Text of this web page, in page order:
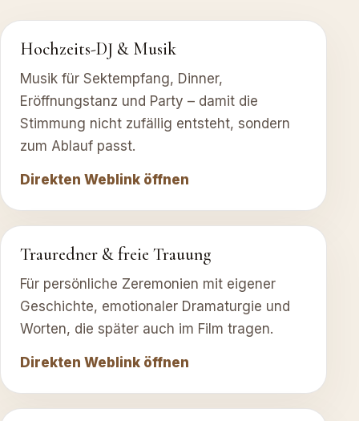
Hochzeits-DJ & Musik
Musik für Sektempfang, Dinner,
Eröffnungstanz und Party – damit die
Stimmung nicht zufällig entsteht, sondern
zum Ablauf passt.
Direkten Weblink öffnen
Trauredner & freie Trauung
Für persönliche Zeremonien mit eigener
Geschichte, emotionaler Dramaturgie und
Worten, die später auch im Film tragen.
Direkten Weblink öffnen